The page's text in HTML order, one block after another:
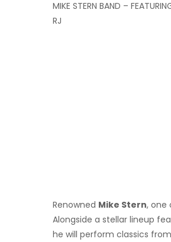
MIKE STERN BAND –
RJ
Renowned Mike Stern, one
Alongside a stellar lineup
he will perform classics